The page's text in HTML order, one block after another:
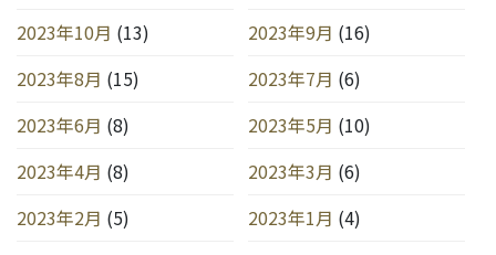
2023年10月 (13) 2023年9月 (16)
2023年8月 (15) 2023年7月 (6)
2023年6月 (8) 2023年5月 (10)
2023年4月 (8) 2023年3月 (6)
2023年2月 (5) 2023年1月 (4)